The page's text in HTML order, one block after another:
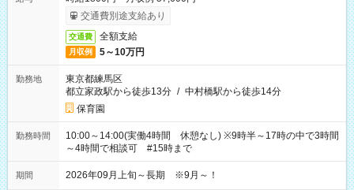
交通費別途支給あり
交通費 全額支給
月収例 5～10万円
勤務地
東京都練馬区
都立家政駅から徒歩13分 / 中村橋駅から徒歩14分
保育園
勤務時間
10:00～14:00(実働4時間 休憩なし) ※9時半～17時の中で3時間
～4時間で相談可 #15時まで
期間 2026年09月上旬～長期 ※9月～！